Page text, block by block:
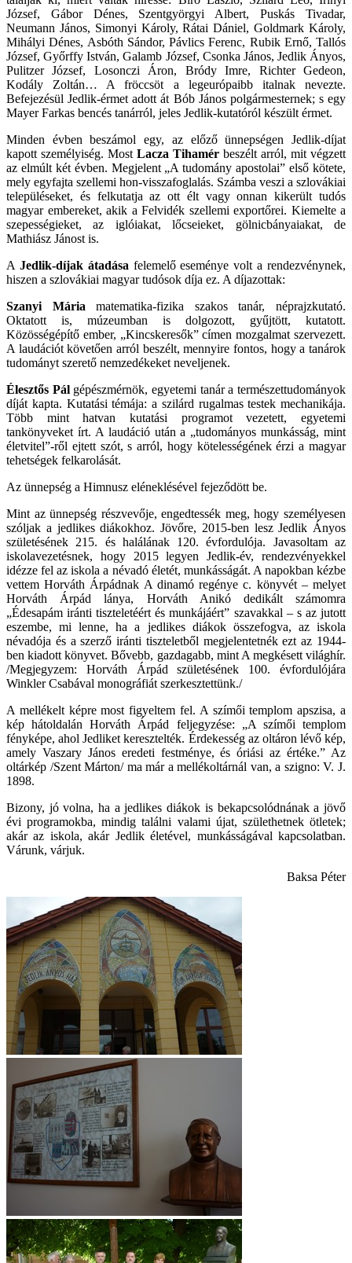
József, Gábor Dénes, Szentgyörgyi Albert, Puskás Tivadar,
Neumann János, Simonyi Károly, Rátai Dániel, Goldmark Károly,
Mihályi Dénes, Asbóth Sándor, Pávlics Ferenc, Rubik Ernő, Tallós
József, Győrffy István, Galamb József, Csonka János, Jedlik Ányos,
Pulitzer József, Losonczi Áron, Bródy Imre, Richter Gedeon,
Kodály Zoltán… A fröccsöt a legeurópaibb italnak nevezte.
Befejezésül Jedlik-érmet adott át Bób János polgármesternek; s egy
Mayer Farkas bencés tanárról, jeles Jedlik-kutatóról készült érmet.
Minden évben beszámol egy, az előző ünnepségen Jedlik-díjat
kapott személyiség. Most Lacza Tihamér beszélt arról, mit végzett
az elmúlt két évben. Megjelent „A tudomány apostolai” első kötete,
mely egyfajta szellemi hon-visszafoglalás. Számba veszi a szlovákiai
településeket, és felkutatja az ott élt vagy onnan kikerült tudós
magyar embereket, akik a Felvidék szellemi exportőrei. Kiemelte a
szepességieket, az iglóiakat, lőcseieket, gölnicbányaiakat, de
Mathiász Jánost is.
A Jedlik-díjak átadása felemelő eseménye volt a rendezvénynek,
hiszen a szlovákiai magyar tudósok díja ez. A díjazottak:
Szanyi Mária matematika-fizika szakos tanár, néprajzkutató.
Oktatott is, múzeumban is dolgozott, gyűjtött, kutatott.
Közösségépítő ember, „Kincskeresők” címen mozgalmat szervezett.
A laudációt követően arról beszélt, mennyire fontos, hogy a tanárok
tudományt szerető nemzedékeket neveljenek.
Élesztős Pálgépészmérnök, egyetemi tanár a természettudományok
díját kapta. Kutatási témája: a szilárd rugalmas testek mechanikája.
Több mint hatvan kutatási programot vezetett, egyetemi
tankönyveket írt. A laudáció után a „tudományos munkásság, mint
életvitel”-ről ejtett szót, s arról, hogy kötelességének érzi a magyar
tehetségek felkarolását.
Az ünnepség a Himnusz eléneklésével fejeződött be.
Mint az ünnepség részvevője, engedtessék meg, hogy személyesen
szóljak a jedlikes diákokhoz. Jövőre, 2015-ben lesz Jedlik Ányos
születésének 215. és halálának 120. évfordulója. Javasoltam az
iskolavezetésnek, hogy 2015 legyen Jedlik-év, rendezvényekkel
idézze fel az iskola a névadó életét, munkásságát. A napokban kézbe
vettem Horváth Árpádnak A dinamó regénye c. könyvét – melyet
Horváth Árpád lánya, Horváth Anikó dedikált számomra
„Édesapám iránti tiszteletéért és munkájáért” szavakkal – s az jutott
eszembe, mi lenne, ha a jedlikes diákok összefogva, az iskola
névadója és a szerző iránti tiszteletből megjelentetnék ezt az 1944-
ben kiadott könyvet. Bővebb, gazdagabb, mint A megkésett világhír.
/Megjegyzem: Horváth Árpád születésének 100. évfordulójára
Winkler Csabával monográfiát szerkesztettünk./
A mellékelt képre most figyeltem fel. A szímői templom apszisa, a
kép hátoldalán Horváth Árpád feljegyzése: „A szímői templom
fényképe, ahol Jedliket keresztelték. Érdekesség az oltáron lévő kép,
amely Vaszary János eredeti festménye, és óriási az értéke.” Az
oltárkép /Szent Márton/ ma már a mellékoltárnál van, a szigno: V. J.
1898.
Bizony, jó volna, ha a jedlikes diákok is bekapcsolódnának a jövő
évi programokba, mindig találni valami újat, születhetnek ötletek;
akár az iskola, akár Jedlik életével, munkásságával kapcsolatban.
Várunk, várjuk.
Baksa Péter